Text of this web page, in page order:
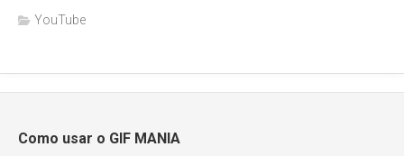
YouTube
Como usar o GIF MANIA